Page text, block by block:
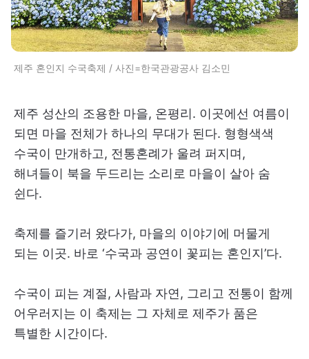
제주 혼인지 수국축제 / 사진=한국관광공사 김소민
제주 성산의 조용한 마을, 온평리. 이곳에선 여름이
되면 마을 전체가 하나의 무대가 된다. 형형색색
수국이 만개하고, 전통혼례가 울려 퍼지며,
해녀들이 북을 두드리는 소리로 마을이 살아 숨
쉰다.
축제를 즐기러 왔다가, 마을의 이야기에 머물게
되는 이곳. 바로 ‘수국과 공연이 꽃피는 혼인지’다.
수국이 피는 계절, 사람과 자연, 그리고 전통이 함께
어우러지는 이 축제는 그 자체로 제주가 품은
특별한 시간이다.